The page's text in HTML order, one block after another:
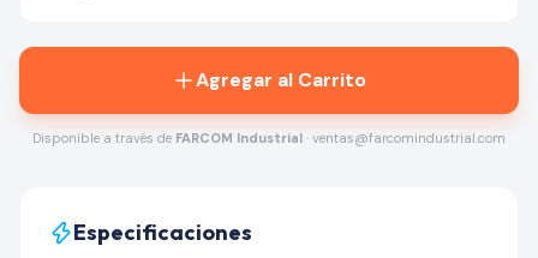
Agregar al Carrito
Disponible a través de FARCOM Industrial · ventas@farcomindustrial.com
Especificaciones